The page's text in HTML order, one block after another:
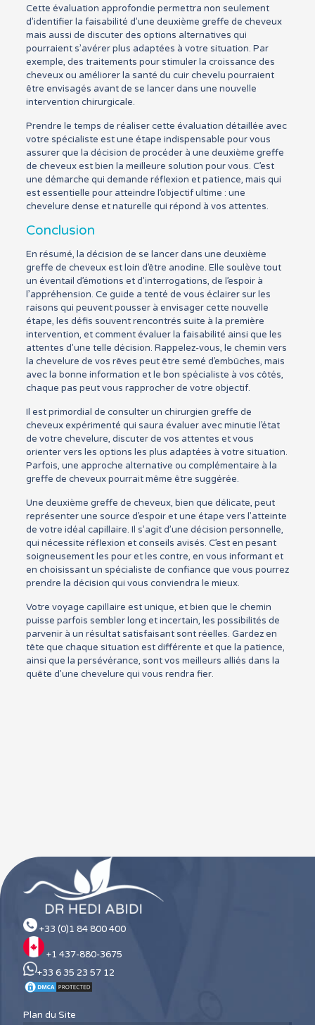
Cette évaluation approfondie permettra non seulement
d’identifier la faisabilité d’une deuxième greffe de cheveux
mais aussi de discuter des options alternatives qui
pourraient s’avérer plus adaptées à votre situation. Par
exemple, des traitements pour stimuler la croissance des
cheveux ou améliorer la santé du cuir chevelu pourraient
être envisagés avant de se lancer dans une nouvelle
intervention chirurgicale.
Prendre le temps de réaliser cette évaluation détaillée avec
votre spécialiste est une étape indispensable pour vous
assurer que la décision de procéder à une deuxième greffe
de cheveux est bien la meilleure solution pour vous. C’est
une démarche qui demande réflexion et patience, mais qui
est essentielle pour atteindre l’objectif ultime : une
chevelure dense et naturelle qui répond à vos attentes.
Conclusion
En résumé, la décision de se lancer dans une deuxième
greffe de cheveux est loin d’être anodine. Elle soulève tout
un éventail d’émotions et d’interrogations, de l’espoir à
l’appréhension. Ce guide a tenté de vous éclairer sur les
raisons qui peuvent pousser à envisager cette nouvelle
étape, les défis souvent rencontrés suite à la première
intervention, et comment évaluer la faisabilité ainsi que les
attentes d’une telle décision. Rappelez-vous, le chemin vers
la chevelure de vos rêves peut être semé d’embûches, mais
avec la bonne information et le bon spécialiste à vos côtés,
chaque pas peut vous rapprocher de votre objectif.
Il est primordial de consulter un chirurgien greffe de
cheveux expérimenté qui saura évaluer avec minutie l’état
de votre chevelure, discuter de vos attentes et vous
orienter vers les options les plus adaptées à votre situation.
Parfois, une approche alternative ou complémentaire à la
greffe de cheveux pourrait même être suggérée.
Une deuxième greffe de cheveux, bien que délicate, peut
représenter une source d’espoir et une étape vers l’atteinte
de votre idéal capillaire. Il s’agit d’une décision personnelle,
qui nécessite réflexion et conseils avisés. C’est en pesant
soigneusement les pour et les contre, en vous informant et
en choisissant un spécialiste de confiance que vous pourrez
prendre la décision qui vous conviendra le mieux.
Votre voyage capillaire est unique, et bien que le chemin
puisse parfois sembler long et incertain, les possibilités de
parvenir à un résultat satisfaisant sont réelles. Gardez en
tête que chaque situation est différente et que la patience,
ainsi que la persévérance, sont vos meilleurs alliés dans la
quête d’une chevelure qui vous rendra fier.
+33 (0)1 84 800 400
+1 437-880-3675
+33 6 35 23 57 12
Plan du Site